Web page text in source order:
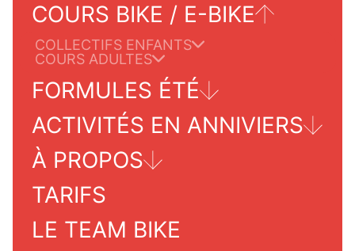
COURS BIKE / E-BIKE
COLLECTIFS ENFANTS
COURS ADULTES
FORMULES ÉTÉ
TOURS POUR ADULTES
ACTIVITÉS EN ANNIVIERS
GRIMENTZ/ZINAL
À PROPOS
INFORMATIONS PRATIQUES
INFOS SERVICES
NOTRE ÉCOLE
TARIFS
LE TEAM BIKE